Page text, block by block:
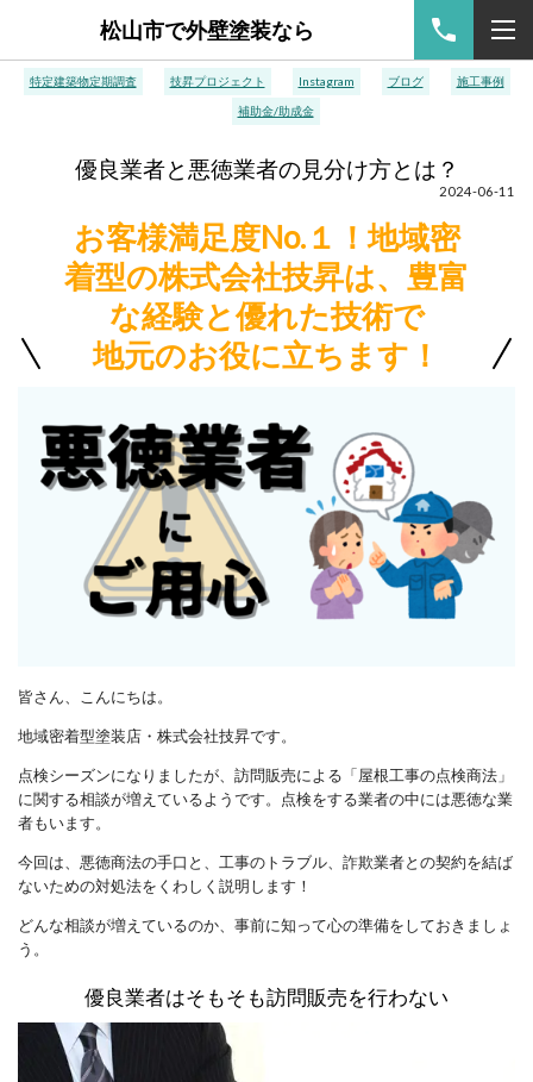
松山市で外壁塗装なら
特定建築物定期調査 技昇プロジェクト Instagram ブログ 施工事例
補助金/助成金
優良業者と悪徳業者の見分け方とは？
2024-06-11
お客様満足度No.１！地域密
着型の株式会社技昇は、豊富
な経験と優れた技術で
地元のお役に立ちます！
皆さん、こんにちは。
地域密着型塗装店・株式会社技昇です。
点検シーズンになりましたが、 訪問販売による「屋根工事の点検商法」
に関する相談が増えているようです。 点検をする業者の中には悪徳な業
者もいます。
今回は、悪徳商法の手口と、工事のトラブル、詐欺業者との契約を結ば
ないための対処法をくわしく説明します！
どんな相談が増えているのか、事前に知って心の準備をしておきましょ
う。
優良業者はそもそも訪問販売を行わない